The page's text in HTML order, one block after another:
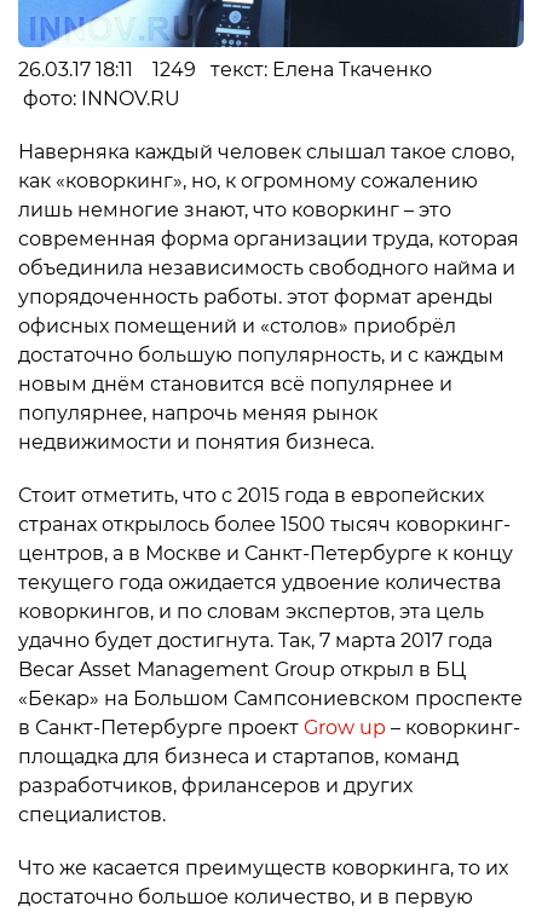
26.03.17 18:11 1249 текст: Елена Ткаченко
фото: INNOV.RU
Наверняка каждый человек слышал такое слово,
как «коворкинг», но, к огромному сожалению
лишь немногие знают, что коворкинг – это
современная форма организации труда, которая
объединила независимость свободного найма и
упорядоченность работы. этот формат аренды
офисных помещений и «столов» приобрёл
достаточно большую популярность, и с каждым
новым днём становится всё популярнее и
популярнее, напрочь меняя рынок
недвижимости и понятия бизнеса.
Стоит отметить, что с 2015 года в европейских
странах открылось более 1500 тысяч коворкинг-
центров, а в Москве и Санкт-Петербурге к концу
текущего года ожидается удвоение количества
коворкингов, и по словам экспертов, эта цель
удачно будет достигнута. Так, 7 марта 2017 года
Becar Asset Management Group открыл в БЦ
«Бекар» на Большом Сампсониевском проспекте
в Санкт-Петербурге проект Grow up – коворкинг-
площадка для бизнеса и стартапов, команд
разработчиков, фрилансеров и других
специалистов.
Что же касается преимуществ коворкинга, то их
достаточно большое количество, и в первую